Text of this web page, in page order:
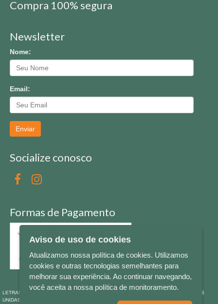
Compra 100% segura
Newsletter
Nome:
Email:
Enviar
Socialize conosco
Formas de Pagamento
LETRAS & CIA - CNPJ n° 88.587.548/0001-20 - Térreo Bourbon Shopping - AV. NAÇÕES
UNIDAS , 2001 - Lojas 1064/1065 - RIO BRANCO - - NOVO HAMBURGO - RS
Aviso de uso de cookies
Atualizamos nossa política de cookies. Utilizamos
cookies e outras tecnologias semelhantes para
melhorar sua experiência. Ao continuar navegando,
você aceita a nossa política de monitoramento.